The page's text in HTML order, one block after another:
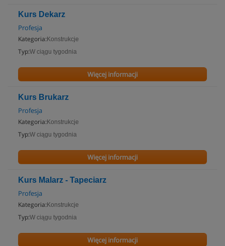
Kurs Dekarz
Profesja
Kategoria: Konstrukcje
Typ:W ciągu tygodnia
Więcej informacji
Kurs Brukarz
Profesja
Kategoria: Konstrukcje
Typ:W ciągu tygodnia
Więcej informacji
Kurs Malarz - Tapeciarz
Profesja
Kategoria: Konstrukcje
Typ:W ciągu tygodnia
Więcej informacji